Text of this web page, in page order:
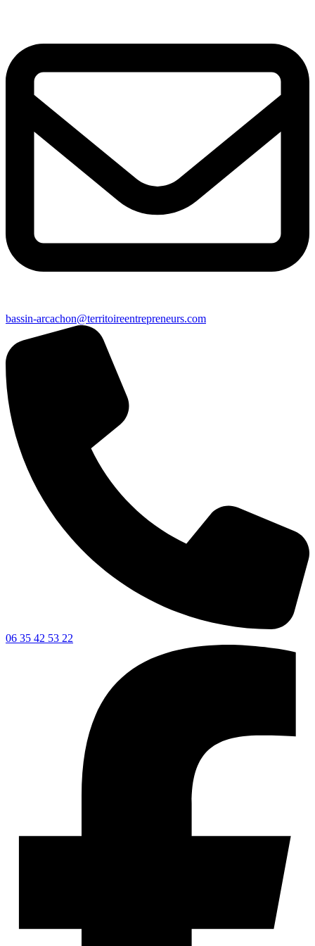
bassin-arcachon@territoireentrepreneurs.com
06 35 42 53 22